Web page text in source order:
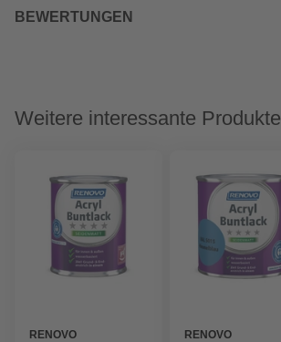
BEWERTUNGEN
Weitere interessante Produkte
RENOVO
RENOVO